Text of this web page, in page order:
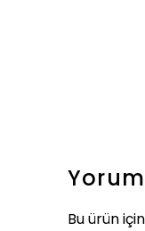
Bu ürün